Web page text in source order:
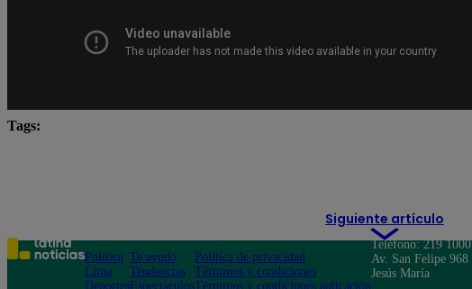
Tags:
Siguiente artículo
Política
Lima
Deportes
Te ayudo
Tendencias
Espectáculos
Política de privacidad
Términos y condiciones
Términos y condiciones aplicación
Teléfono: 219 1000
Av. San Felipe 968
Jesús María